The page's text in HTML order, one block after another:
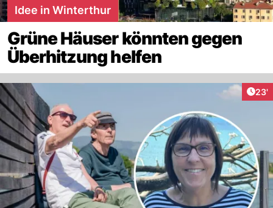
Idee in Winterthur
Grüne Häuser könnten gegen
Überhitzung helfen
23'